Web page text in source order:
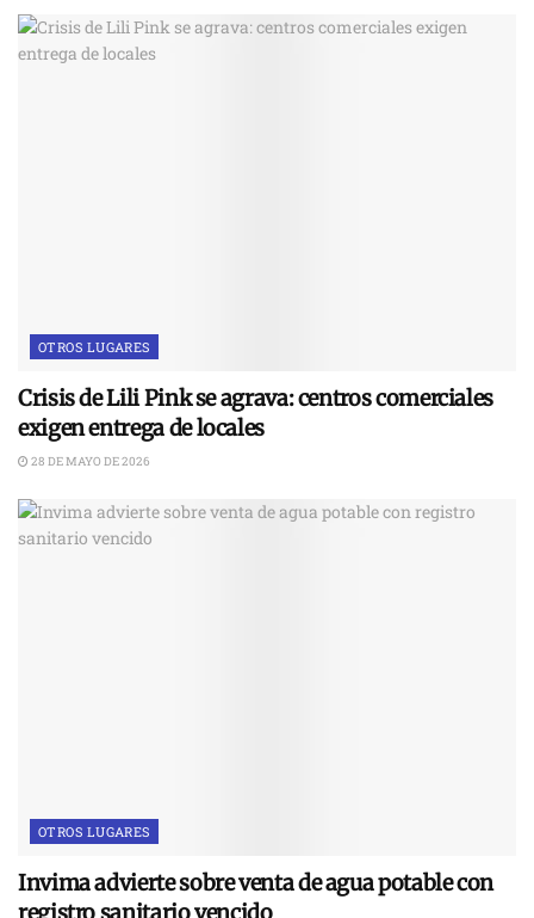
OTROS LUGARES
Crisis de Lili Pink se agrava: centros comerciales
exigen entrega de locales
28 DE MAYO DE 2026
OTROS LUGARES
Invima advierte sobre venta de agua potable con
registro sanitario vencido